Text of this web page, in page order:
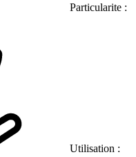
Particularite :
Utilisation :